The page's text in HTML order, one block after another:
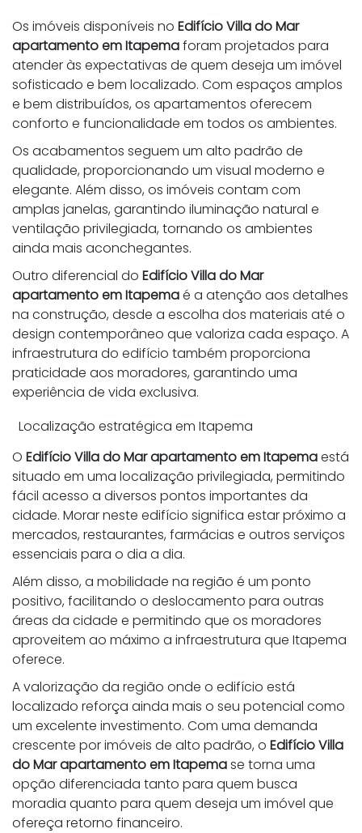
Os imóveis disponíveis no Edifício Villa do Mar
apartamento em Itapemaforam projetados para
atender às expectativas de quem deseja um imóvel
sofisticado e bem localizado. Com espaços amplos
e bem distribuídos, os apartamentos oferecem
conforto e funcionalidade em todos os ambientes.
Os acabamentos seguem um alto padrão de
qualidade, proporcionando um visual moderno e
elegante. Além disso, os imóveis contam com
amplas janelas, garantindo iluminação natural e
ventilação privilegiada, tornando os ambientes
ainda mais aconchegantes.
Outro diferencial do Edifício Villa do Mar
apartamento em Itapemaé a atenção aos detalhes
na construção, desde a escolha dos materiais até o
design contemporâneo que valoriza cada espaço. A
infraestrutura do edifício também proporciona
praticidade aos moradores, garantindo uma
experiência de vida exclusiva.
Localização estratégica em Itapema
O Edifício Villa do Mar apartamento em Itapemaestá
situado em uma localização privilegiada, permitindo
fácil acesso a diversos pontos importantes da
cidade. Morar neste edifício significa estar próximo a
mercados, restaurantes, farmácias e outros serviços
essenciais para o dia a dia.
Além disso, a mobilidade na região é um ponto
positivo, facilitando o deslocamento para outras
áreas da cidade e permitindo que os moradores
aproveitem ao máximo a infraestrutura que Itapema
oferece.
A valorização da região onde o edifício está
localizado reforça ainda mais o seu potencial como
um excelente investimento. Com uma demanda
crescente por imóveis de alto padrão, o Edifício Villa
do Mar apartamento em Itapemase torna uma
opção diferenciada tanto para quem busca
moradia quanto para quem deseja um imóvel que
ofereça retorno financeiro.